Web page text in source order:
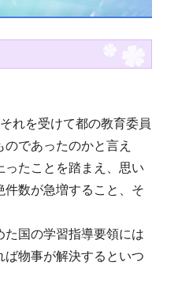
れを受けて都の教育委員
であったのかと言え
たことを踏まえ、思い
数が急増すること、そ
国の学習指導要領には
物事が解決するといつ